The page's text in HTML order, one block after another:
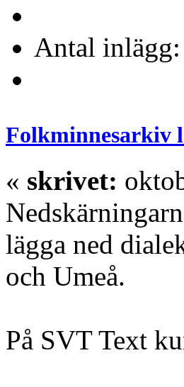
Antal
Folkminnesarkiv
« skrivet:
lägga ned
och Umeå.
På SVT Text